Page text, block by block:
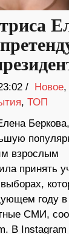
/ Новое,
, ТОП
взрослым
принять
году в
СМИ,
В Instagram